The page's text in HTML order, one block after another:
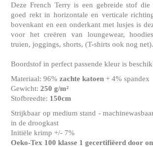
Deze French Terry is een gebreide stof die
goed rekt in horizontale en verticale
bovenkant en een onderkant met lusjes is
voor het creëren van loungewear,
truien, joggings, shorts, (T-shirts ook nog net).
Boordstof in perfect passende kleur is
Materiaal: 96%zachte katoen + 4% spandex
Gewicht:250 g/m²
Stofbreedte: 150cm
Strijkbaar op medium stand -
in de droogkast
Initiële krimp +/- 7%
Oeko-Tex 100 klasse 1 gecertifiëerd door